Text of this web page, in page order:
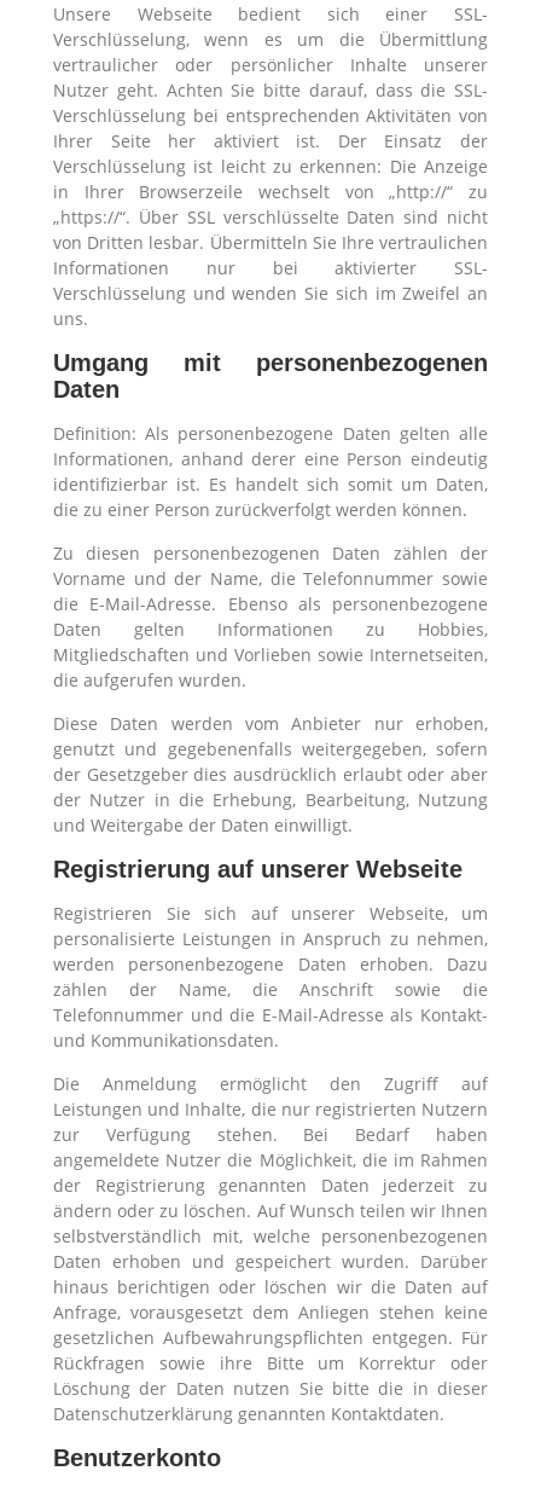
Unsere Webseite bedient sich einer SSL-
Verschlüsselung, wenn es um die Übermittlung
vertraulicher oder persönlicher Inhalte unserer
Nutzer geht. Achten Sie bitte darauf, dass die SSL-
Verschlüsselung bei entsprechenden Aktivitäten von
Ihrer Seite her aktiviert ist. Der Einsatz der
Verschlüsselung ist leicht zu erkennen: Die Anzeige
in Ihrer Browserzeile wechselt von „http://“ zu
„https://“. Über SSL verschlüsselte Daten sind nicht
von Dritten lesbar. Übermitteln Sie Ihre vertraulichen
Informationen nur bei aktivierter SSL-
Verschlüsselung und wenden Sie sich im Zweifel an
uns.
Umgang mit personenbezogenen
Daten
Definition: Als personenbezogene Daten gelten alle
Informationen, anhand derer eine Person eindeutig
identifizierbar ist. Es handelt sich somit um Daten,
die zu einer Person zurückverfolgt werden können.
Zu diesen personenbezogenen Daten zählen der
Vorname und der Name, die Telefonnummer sowie
die E-Mail-Adresse. Ebenso als personenbezogene
Daten gelten Informationen zu Hobbies,
Mitgliedschaften und Vorlieben sowie Internetseiten,
die aufgerufen wurden.
Diese Daten werden vom Anbieter nur erhoben,
genutzt und gegebenenfalls weitergegeben, sofern
der Gesetzgeber dies ausdrücklich erlaubt oder aber
der Nutzer in die Erhebung, Bearbeitung, Nutzung
und Weitergabe der Daten einwilligt.
Registrierung auf unserer Webseite
Registrieren Sie sich auf unserer Webseite, um
personalisierte Leistungen in Anspruch zu nehmen,
werden personenbezogene Daten erhoben. Dazu
zählen der Name, die Anschrift sowie die
Telefonnummer und die E-Mail-Adresse als Kontakt-
und Kommunikationsdaten.
Die Anmeldung ermöglicht den Zugriff auf
Leistungen und Inhalte, die nur registrierten Nutzern
zur Verfügung stehen. Bei Bedarf haben
angemeldete Nutzer die Möglichkeit, die im Rahmen
der Registrierung genannten Daten jederzeit zu
ändern oder zu löschen. Auf Wunsch teilen wir Ihnen
selbstverständlich mit, welche personenbezogenen
Daten erhoben und gespeichert wurden. Darüber
hinaus berichtigen oder löschen wir die Daten auf
Anfrage, vorausgesetzt dem Anliegen stehen keine
gesetzlichen Aufbewahrungspflichten entgegen. Für
Rückfragen sowie ihre Bitte um Korrektur oder
Löschung der Daten nutzen Sie bitte die in dieser
Datenschutzerklärung genannten Kontaktdaten.
Benutzerkonto